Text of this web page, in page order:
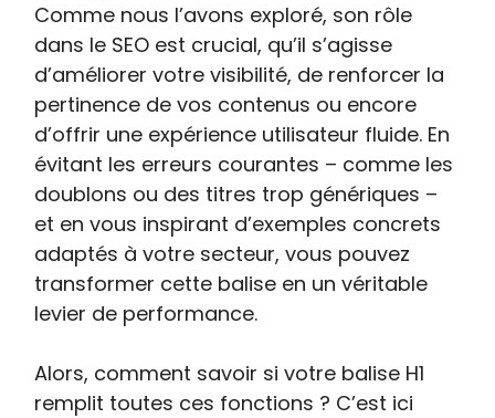
Comme nous l’avons exploré, son rôle
dans le SEO est crucial, qu’il s’agisse
d’améliorer votre visibilité, de renforcer la
pertinence de vos contenus ou encore
d’offrir une expérience utilisateur fluide. En
évitant les erreurs courantes – comme les
doublons ou des titres trop génériques –
et en vous inspirant d’exemples concrets
adaptés à votre secteur, vous pouvez
transformer cette balise en un véritable
levier de performance.
Alors, comment savoir si votre balise H1
remplit toutes ces fonctions ? C’est ici